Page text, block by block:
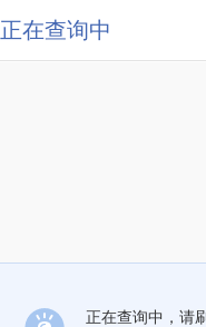
正在查询中
正在查询中，请